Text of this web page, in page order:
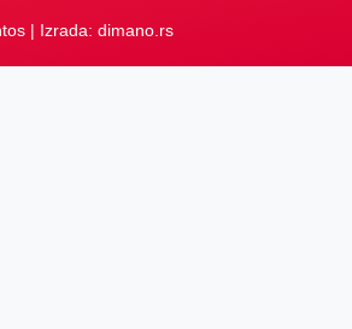
| Izrada: dimano.rs